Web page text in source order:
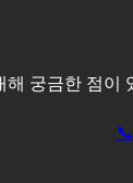
궁금한 점